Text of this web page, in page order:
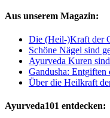
Aus unserem Magazin:
Die (Heil-)Kraft der
Schöne Nägel sind
Ayurveda Kuren
Gandusha:
Über die Heilkraft
Ayurveda101 entdecken: